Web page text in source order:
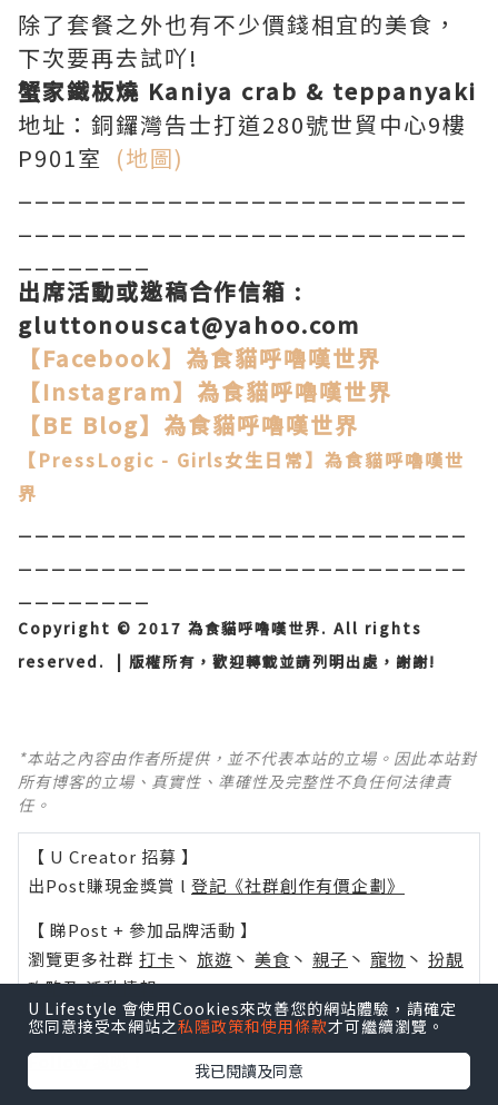
除了套餐之外也有不少價錢相宜的美食，
下次要再去試吖!
蟹家鐵板燒 Kaniya crab & teppanyaki
地址：銅鑼灣告士打道280號世貿中心9樓
P901室 (地圖)
出席活動或邀稿合作信箱 :
gluttonouscat@yahoo.com
【Facebook】 為食貓呼嚕嘆世界
【Instagram】 為食貓呼嚕嘆世界
【BE Blog】 為食貓呼嚕嘆世界
【PressLogic - Girls女生日常】為食貓呼嚕嘆世
界
Copyright © 2017 為食貓呼嚕嘆世界. All rights
reserved. | 版權所有，歡迎轉載並請列明出處，謝謝!
*本站之內容由作者所提供，並不代表本站的立場。因此本站對
所有博客的立場、真實性、準確性及完整性不負任何法律責
任。
【 U Creator 招募 】
出Post賺現金獎賞 l 登記《社群創作有價企劃》
【 睇Post + 參加品牌活動 】
瀏覽更多社群 打卡 丶 旅遊 丶 美食 丶 親子 丶 寵物 丶 扮靚
攻略及活動情報
U Blog開咗WhatsApp啦！發掘更多吃喝玩樂資訊！
Follow 我哋
U Lifestyle 會使用Cookies來改善您的網站體驗，請確定
您同意接受本網站之私隱政策和使用條款才可繼續瀏覽。
我已閱讀及同意